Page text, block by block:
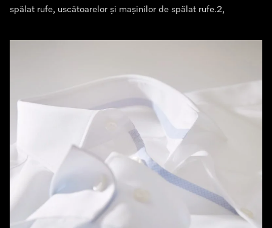
spălat rufe, uscătoarelor și mașinilor de spălat rufe.2,